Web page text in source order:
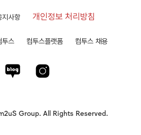
지사항 개인정보 처리방침
투스 컴투스플랫폼 컴투스 채용
Group. All Rights Reserved.